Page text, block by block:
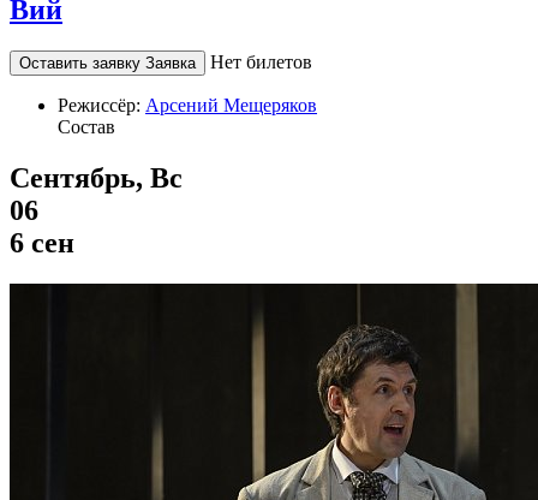
Вий
Оставить заявку Заявка Нет билетов
Режиссёр: Арсений Мещеряков
Состав
Сентябрь, Вс
06
6 сен